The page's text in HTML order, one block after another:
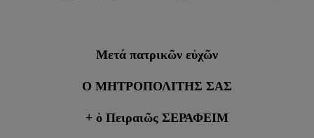
Μετά πατρικῶν εὐχῶν
Ο ΜΗΤΡΟΠΟΛΙΤΗΣ ΣΑΣ
+ ὁ Πειραιῶς ΣΕΡΑΦΕΙΜ